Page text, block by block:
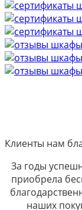
Клиенты нам
За годы
приобрела
наших